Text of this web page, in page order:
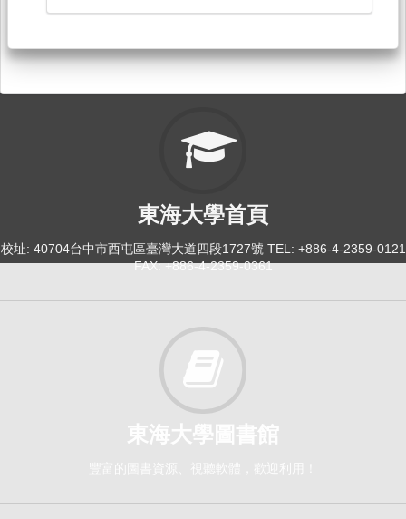
東海大學首頁
校址: 40704台中市西屯區臺灣大道四段1727號 TEL: +886-4-2359-0121
FAX: +886-4-2359-0361
東海大學圖書館
豐富的圖書資源、視聽軟體，歡迎利用！